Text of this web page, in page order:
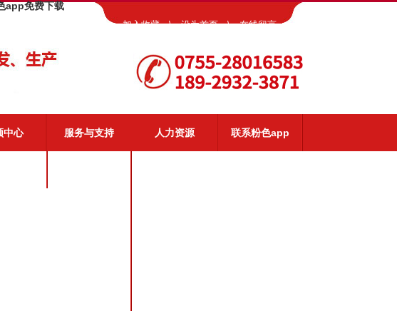
app免费下载
加入收藏\设为首页\在线留言
中心 服务与支持 人力资源 联系粉色app